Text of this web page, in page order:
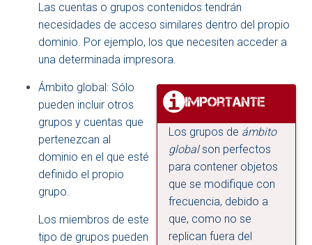
Las cuentas o grupos contenidos tendrán
necesidades de acceso similares dentro del propio
dominio. Por ejemplo, los que necesiten acceder a
una determinada impresora.
Los grupos de ámbito
globalson perfectos
para contener objetos
que se modifique con
frecuencia, debido a
que, como no se
replican fuera del
Ámbito global: Sólo
pueden incluir otros
grupos y cuentas que
pertenezcan al
dominio en el que esté
definido el propio
grupo.
Los miembros de este
tipo de grupos pueden